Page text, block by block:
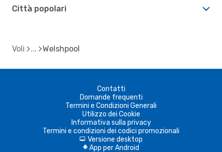
Città popolari
Voli Welshpool
Contatti
Domande frequenti
Termini e Condizioni Generali
Utilizzo dei Cookie
Informativa sulla privacy
Termini e condizioni dei codici promozionali
d Versione desktop
A App per Android